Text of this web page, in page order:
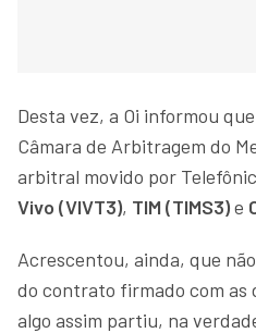
Desta vez, a Oi informou
Câmara de Arbitragem do
arbitral movido por
Vivo (VIVT3), TIM (TIMS3)e
Acrescentou, ainda, que
do contrato firmado com as
algo assim partiu, na